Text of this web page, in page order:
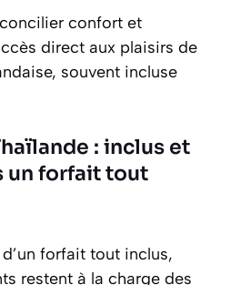
confort et
direct aux plaisirs de
souvent incluse
: inclus et
un forfait tout
forfait tout inclus,
restent à la charge des